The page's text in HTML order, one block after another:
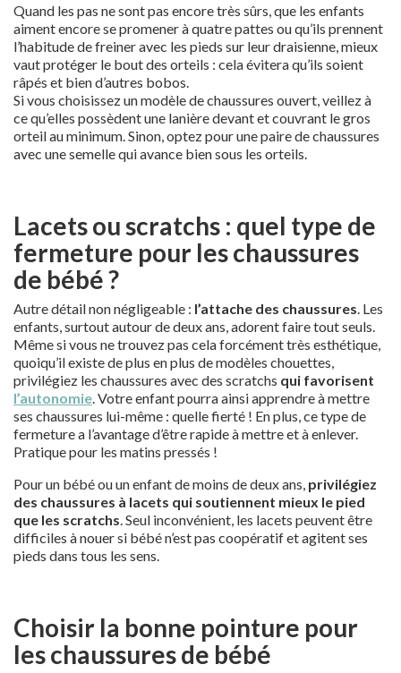
Quand les pas ne sont pas encore très sûrs, que les enfants
aiment encore se promener à quatre pattes ou qu’ils prennent
l’habitude de freiner avec les pieds sur leur draisienne, mieux
vaut protéger le bout des orteils : cela évitera qu’ils soient
râpés et bien d’autres bobos.
Si vous choisissez un modèle de chaussures ouvert, veillez à
ce qu’elles possèdent une lanière devant et couvrant le gros
orteil au minimum. Sinon, optez pour une paire de chaussures
avec une semelle qui avance bien sous les orteils.
Lacets ou scratchs : quel type de
fermeture pour les chaussures
de bébé ?
Autre détail non négligeable : l’attache des chaussures . Les
enfants, surtout autour de deux ans, adorent faire tout seuls.
Même si vous ne trouvez pas cela forcément très esthétique,
quoiqu’il existe de plus en plus de modèles chouettes,
privilégiez les chaussures avec des scratchs qui favorisent
l’autonomie . Votre enfant pourra ainsi apprendre à mettre
ses chaussures lui-même : quelle fierté ! En plus, ce type de
fermeture a l’avantage d’être rapide à mettre et à enlever.
Pratique pour les matins pressés !
Pour un bébé ou un enfant de moins de deux ans, privilégiez
des chaussures à lacets qui soutiennent mieux le pied
que les scratchs . Seul inconvénient, les lacets peuvent être
difficiles à nouer si bébé n’est pas coopératif et agitent ses
pieds dans tous les sens.
Choisir la bonne pointure pour
les chaussures de bébé